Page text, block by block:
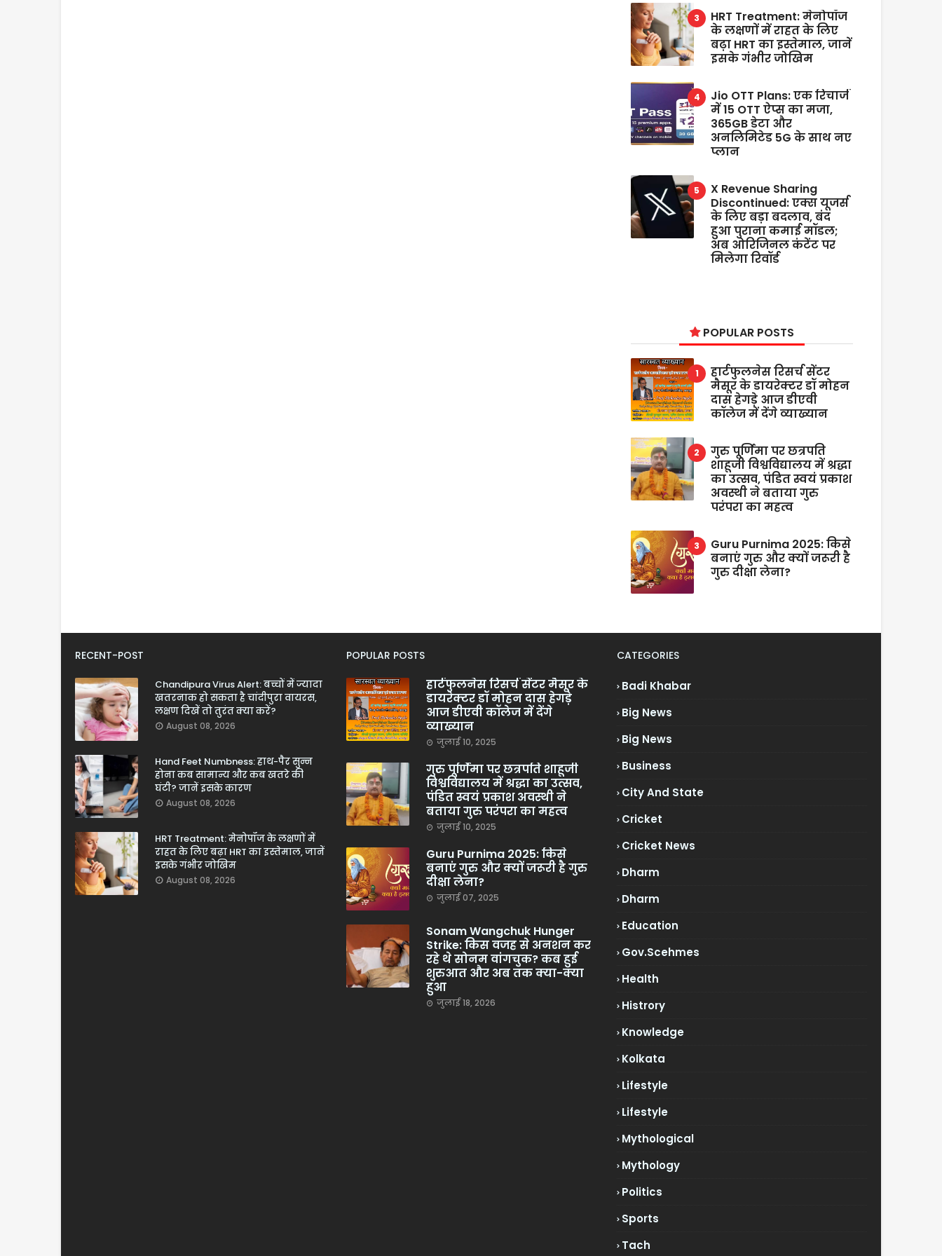
HRT Treatment: मेनोपॉज
के लक्षणों में राहत के लिए
बढ़ा HRT का इस्तेमाल, जानें
इसके गंभीर जोखिम
Jio OTT Plans: एक रिचार्ज
में 15 OTT ऐप्स का मजा,
365GB डेटा और
अनलिमिटेड 5G के साथ नए
प्लान
X Revenue Sharing
Discontinued: एक्स यूजर्स
के लिए बड़ा बदलाव, बंद
हुआ पुराना कमाई मॉडल;
अब ओरिजिनल कंटेंट पर
मिलेगा रिवॉर्ड
POPULAR POSTS
हार्टफुलनेस रिसर्च सेंटर
मैसूर के डायरेक्टर डॉ मोहन
दास हेगड़े आज डीएवी
कॉलेज में देंगे व्याख्यान
गुरु पूर्णिमा पर छत्रपति
शाहूजी विश्वविद्यालय में श्रद्धा
का उत्सव, पंडित स्वयं प्रकाश
अवस्थी ने बताया गुरु
परंपरा का महत्व
Guru Purnima 2025: किसे
बनाएं गुरु और क्यों जरूरी है
गुरु दीक्षा लेना?
RECENT-POST
Chandipura Virus Alert: बच्चों में ज्यादा
खतरनाक हो सकता है चांदीपुरा वायरस,
लक्षण दिखें तो तुरंत क्या करें?
August 08, 2026
Hand Feet Numbness: हाथ-पैर सुन्न
होना कब सामान्य और कब खतरे की
घंटी? जानें इसके कारण
August 08, 2026
HRT Treatment: मेनोपॉज के लक्षणों में
राहत के लिए बढ़ा HRT का इस्तेमाल, जानें
इसके गंभीर जोखिम
August 08, 2026
POPULAR POSTS
हार्टफुलनेस रिसर्च सेंटर मैसूर के
डायरेक्टर डॉ मोहन दास हेगड़े
आज डीएवी कॉलेज में देंगे
व्याख्यान
जुलाई 10, 2025
गुरु पूर्णिमा पर छत्रपति शाहूजी
विश्वविद्यालय में श्रद्धा का उत्सव,
पंडित स्वयं प्रकाश अवस्थी ने
बताया गुरु परंपरा का महत्व
जुलाई 10, 2025
Guru Purnima 2025: किसे
बनाएं गुरु और क्यों जरूरी है गुरु
दीक्षा लेना?
जुलाई 07, 2025
Sonam Wangchuk Hunger
Strike: किस वजह से अनशन कर
रहे थे सोनम वांगचुक? कब हुई
शुरुआत और अब तक क्या-क्या
हुआ
जुलाई 18, 2026
CATEGORIES
Badi Khabar
Big News
Big News
Business
City And State
Cricket
Cricket News
Dharm
Dharm
Education
Gov.scehmes
Health
Histrory
Knowledge
Kolkata
Lifestyle
Lifestyle
Mythological
Mythology
Politics
Sports
Tach